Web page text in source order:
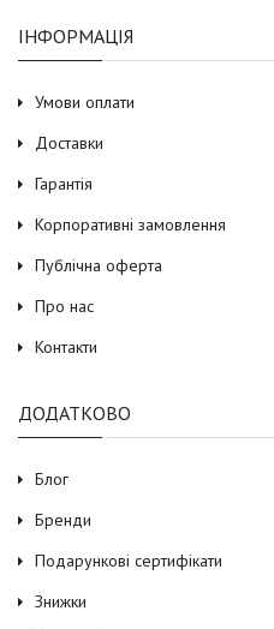
ІНФОРМАЦІЯ
Умови оплати
Доставки
Гарантія
Корпоративні замовлення
Публічна оферта
Про нас
Контакти
ДОДАТКОВО
Блог
Бренди
Подарункові сертифікати
Знижки